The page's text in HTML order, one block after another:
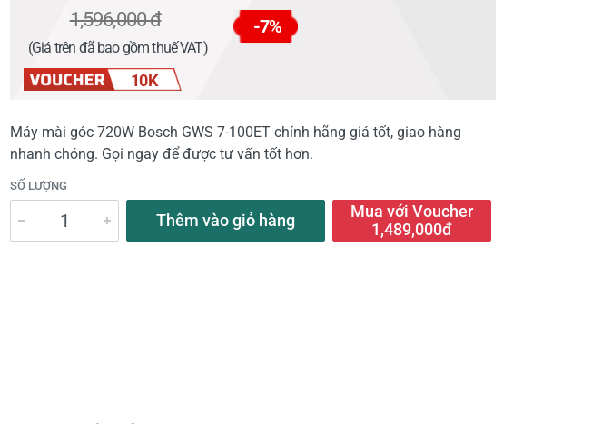
1,596,000 đ -7%
(Giá trên đã bao gồm thuế VAT)
10K
Máy mài góc 720W Bosch GWS 7-100ET chính hãng giá tốt, giao hàng
nhanh chóng. Gọi ngay để được tư vấn tốt hơn.
SỐ LƯỢNG
Thêm vào giỏ hàng
Mua với Voucher
1,489,000đ